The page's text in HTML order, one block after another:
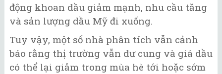
động khoan dầu giảm mạnh, nhu cầu tăng
và sản lượng dầu Mỹ đi xuống.
Tuy vậy, một số nhà phân tích vẫn cảnh
báo rằng thị trường vẫn dư cung và giá dầu
có thể lại giảm trong mùa hè tới hoặc sớm